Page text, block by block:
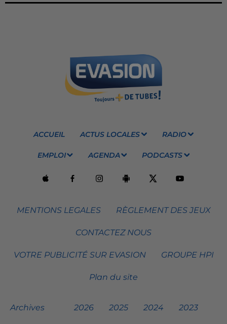
ACCUEIL ACTUS LOCALES RADIO
EMPLOI AGENDA PODCASTS
MENTIONS LEGALES RÈGLEMENT DES JEUX
CONTACTEZ NOUS
VOTRE PUBLICITÉ SUR EVASION GROUPE HPI
Plan du site
Archives 2026 2025 2024 2023